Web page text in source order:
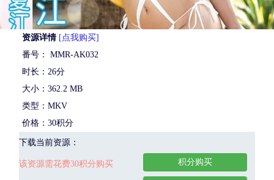
资源详情 [点我购买]
番号： MMR-AK032
时长：26分
大小：362.2 MB
类型：MKV
价格：30积分
下载当前资源：
该资源需花费30积分购买 积分购买